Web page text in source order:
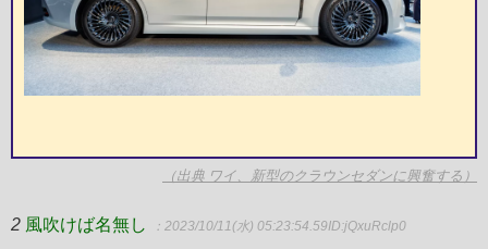
（出典 ワイ、新型のクラウンセダンに興奮する）
2 風吹けば名無し ：2023/10/11(水) 05:23:54.59ID:jQxuRclp0